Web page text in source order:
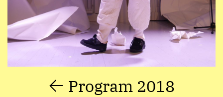
Program 2018